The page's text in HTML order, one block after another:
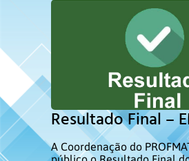
Resultado Final –
A Coordenação do